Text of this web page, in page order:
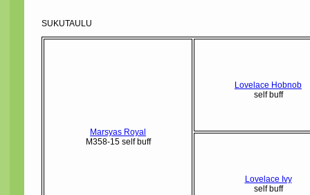
SUKUTAULU
Marsyas Royal
M358-15 self buff
Lovelace Hobnob
self buff
Lovelace Ivy
self buff